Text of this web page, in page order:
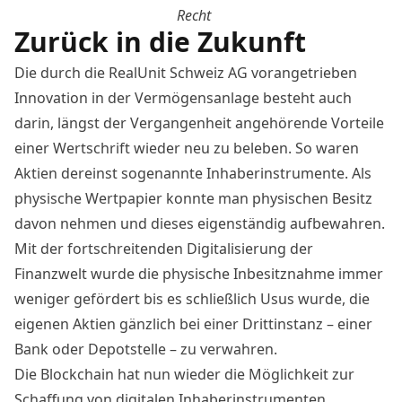
Recht
Zurück in die Zukunft
Die durch die RealUnit Schweiz AG vorangetrieben
Innovation in der Vermögensanlage besteht auch
darin, längst der Vergangenheit angehörende Vorteile
einer Wertschrift wieder neu zu beleben. So waren
Aktien dereinst sogenannte Inhaberinstrumente. Als
physische Wertpapier konnte man physischen Besitz
davon nehmen und dieses eigenständig aufbewahren.
Mit der fortschreitenden Digitalisierung der
Finanzwelt wurde die physische Inbesitznahme immer
weniger gefördert bis es schließlich Usus wurde, die
eigenen Aktien gänzlich bei einer Drittinstanz – einer
Bank oder Depotstelle – zu verwahren.
Die Blockchain hat nun wieder die Möglichkeit zur